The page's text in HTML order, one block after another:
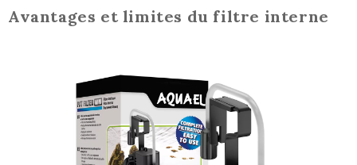
Avantages et limites du filtre interne